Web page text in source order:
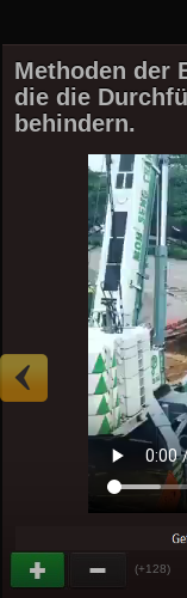
Methoden der
die die
behindern.
(+128)